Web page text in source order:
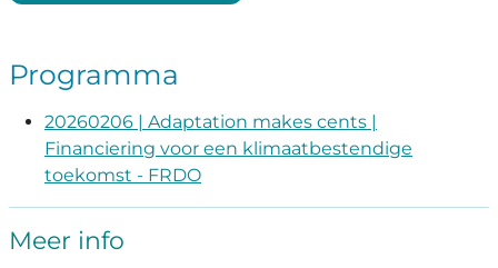
Programma
20260206 | Adaptation makes cents |
Financiering voor een klimaatbestendige
toekomst - FRDO
Meer info